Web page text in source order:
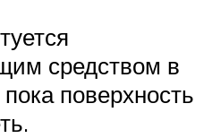
средством в
поверхность